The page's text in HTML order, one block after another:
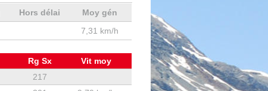
Hors délai
Moy gén
7,31 km/h
Rg Sx
Vit moy
217